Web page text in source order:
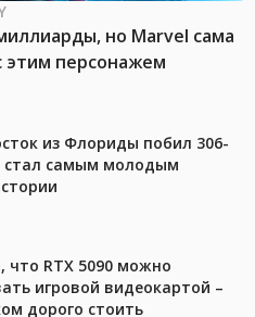
но Marvel сама
этим персонажем
из Флориды побил 306-
стал самым молодым
что RTX 5090 можно
игровой видеокартой –
дорого стоить